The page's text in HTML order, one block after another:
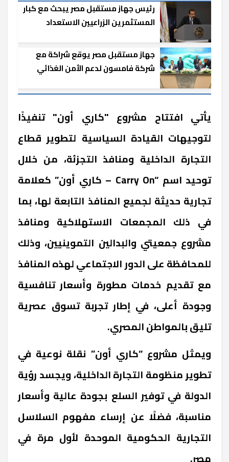
رئيس جهاز مستقبل مصر يبحث مع كبار
المستثمرين الزراعيين الاستعداد
جهاز مستقبل مصر يوقع شراكة مع
شركة فامسون لدعم الأمن الغذائي
يأتي افتتاح مشروع "كاري أون" تنفيذًا
لتوجيهات القيادة السياسية لتطوير قطاع
التجارة الداخلية ومنافذ التجزئة، من خلال
توحيد اسم “Carry On – كاري أون” كعلامة
تجارية حديثة لجميع المنافذ التابعة لها، بما
في ذلك المجمعات الاستهلاكية ومنافذ
مشروع جمعيتي والبدالين التموينيين، وذلك
للمحافظة على الدور الاجتماعي لهذه المنافذ
مع تقديم خدمات مطورة وأسعار تنافسية
وجودة أعلى، في إطار تجربة تسوق عصرية
تليق بالمواطن المصري.
ويمثل مشروع “كاري أون” نقلة نوعية في
تطوير منظومة التجارة الداخلية، ويجسد رؤية
الدولة في توفير السلع بجودة عالية وأسعار
مناسبة، فضلًا عن إرساء مفهوم السلاسل
التجارية الحكومية الموحدة لأول مرة في
مصر.